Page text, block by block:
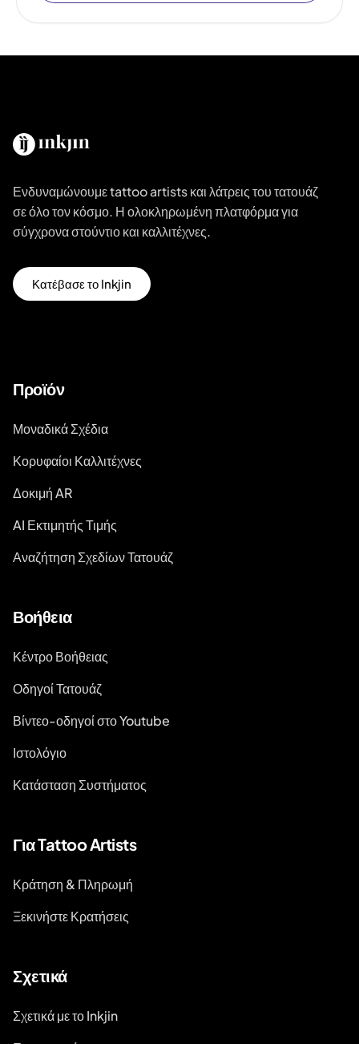
Ενδυναμώνουμε tattoo artists και λάτρεις του τατουάζ
σε όλο τον κόσμο. Η ολοκληρωμένη πλατφόρμα για
σύγχρονα στούντιο και καλλιτέχνες.
Κατέβασε το Inkjin
Προϊόν
Μοναδικά Σχέδια
Κορυφαίοι Καλλιτέχνες
Δοκιμή AR
AI Εκτιμητής Τιμής
Αναζήτηση Σχεδίων Τατουάζ
Βοήθεια
Κέντρο Βοήθειας
Οδηγοί Τατουάζ
Βίντεο-οδηγοί στο Youtube
Ιστολόγιο
Κατάσταση Συστήματος
Για Tattoo Artists
Κράτηση & Πληρωμή
Ξεκινήστε Κρατήσεις
Σχετικά
Σχετικά με το Inkjin